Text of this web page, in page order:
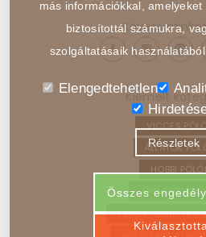
Kövess
Kiemelt
VICCES
ÁLLATOK
HOBBI
JÁRMŰVEK
FILMEK,
más információkkal,
biztosítottál számukra,
szolgáltatásaik
Elengedtehetlen
Részletek
Összes